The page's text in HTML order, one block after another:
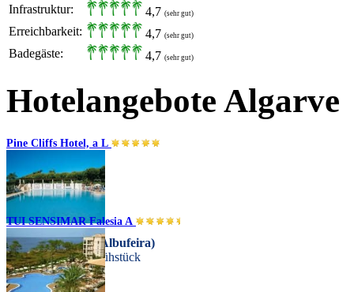
Infrastruktur: 4,7 (sehr gut)
Erreichbarkeit: 4,7 (sehr gut)
Badegäste: 4,7 (sehr gut)
Hotelangebote Algarve
Pine Cliffs Hotel, a L
Praia da Falésia (Albufeira)
Übernachtung + Frühstück
TUI SENSIMAR Falesia A